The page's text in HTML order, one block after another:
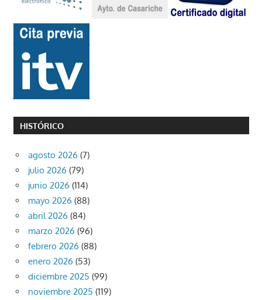
HISTÓRICO
agosto 2026 (7)
julio 2026 (79)
junio 2026 (114)
mayo 2026 (88)
abril 2026 (84)
marzo 2026 (96)
febrero 2026 (88)
enero 2026 (53)
diciembre 2025 (99)
noviembre 2025 (119)